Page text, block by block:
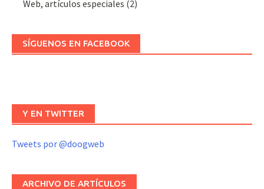
Web, artículos especiales (2)
SÍGUENOS EN FACEBOOK
Y EN TWITTER
Tweets por @doogweb
ARCHIVO DE ARTÍCULOS